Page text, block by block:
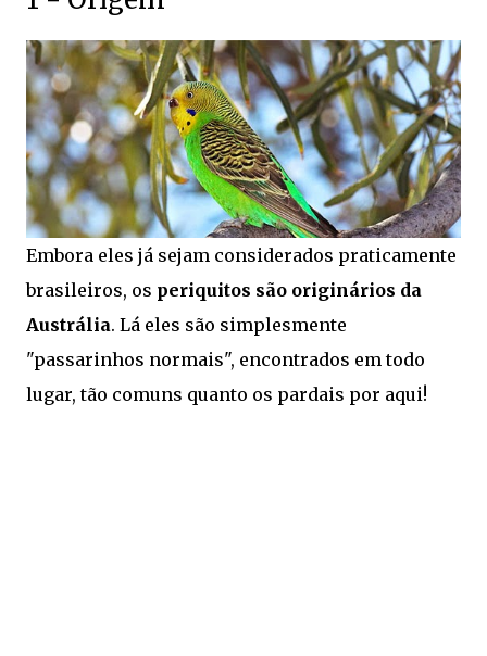
Embora eles já sejam considerados praticamente
brasileiros, os periquitos são originários da
Austrália. Lá eles são simplesmente
"passarinhos normais", encontrados em todo
lugar, tão comuns quanto os pardais por aqui!